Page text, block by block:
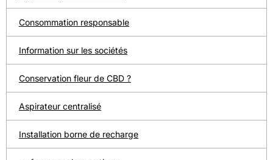
Consommation responsable
Information sur les sociétés
Conservation fleur de CBD ?
Aspirateur centralisé
Installation borne de recharge